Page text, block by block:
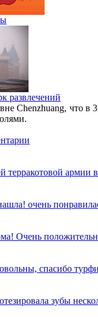
развлечений
Chenzhuang, что в
терракотовой армии
очень
Очень
спасибо
зубы